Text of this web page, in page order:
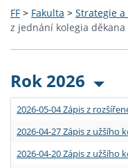
FF > Fakulta > Strategie
z jednání kolegia děkana
Rok 2026
2026-05-04 Zápis z
2026-04-27 Zápis z užšího
2026-04-20 Zápis z užšího